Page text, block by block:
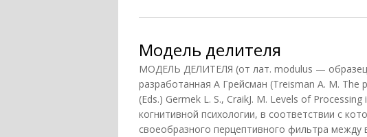
Модель делителя
МОДЕЛЬ ДЕЛИТЕЛЯ (от лат. modulus —
разработанная А Грейсман (Treisman А. М. The
(Eds.) Germek L. S., CraikJ. M. Levels of
когнитивной психологии, в соответствии с
своеобразного перцептивного фильтра